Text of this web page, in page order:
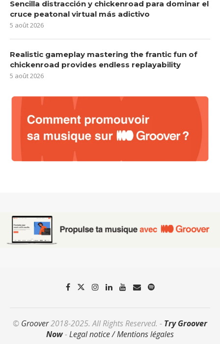
Sencilla distracción y chickenroad para dominar el
cruce peatonal virtual más adictivo
5 août 2026
Realistic gameplay mastering the frantic fun of
chickenroad provides endless replayability
5 août 2026
© Groover2018-2025. All Rights Reserved. - Try Groover
Now-Legal notice / Mentions légales